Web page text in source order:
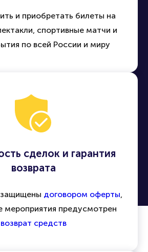
и приобретать билеты на
спортивные матчи и
по всей России и миру
сделок и гарантия
возврата
защищены договором оферты,
мероприятия предусмотрен
возврат средств